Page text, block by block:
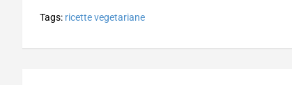
Tags: ricette vegetariane